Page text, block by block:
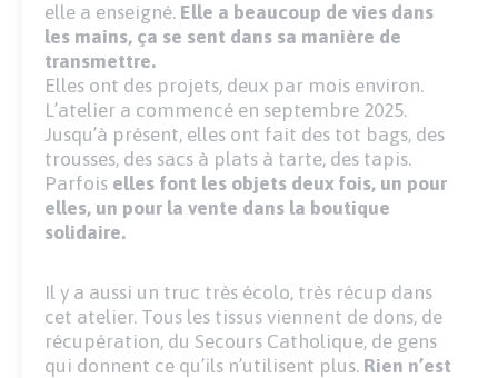
elle a enseigné. Elle a beaucoup de vies dans
les mains, ça se sent dans sa manière de
transmettre.
Elles ont des projets, deux par mois environ.
L’atelier a commencé en septembre 2025.
Jusqu’à présent, elles ont fait des tot bags, des
trousses, des sacs à plats à tarte, des tapis.
Parfois elles font les objets deux fois, un pour
elles, un pour la vente dans la boutique
solidaire.
Il y a aussi un truc très écolo, très récup dans
cet atelier. Tous les tissus viennent de dons, de
récupération, du Secours Catholique, de gens
qui donnent ce qu’ils n’utilisent plus. Rien n’est